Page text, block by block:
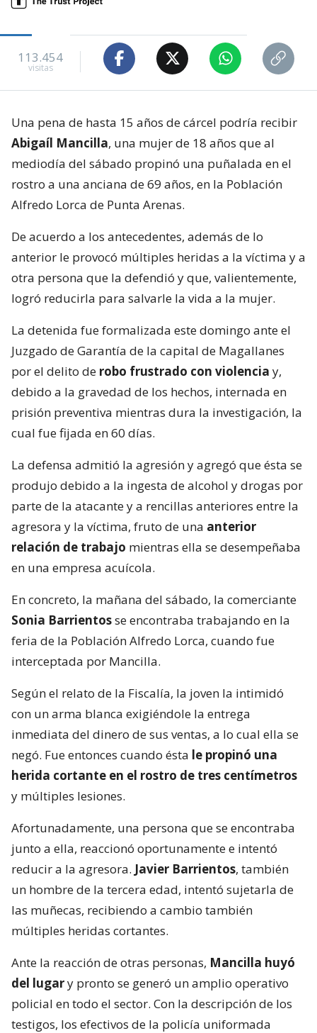
113.454
visitas
Una pena de hasta 15 años de cárcel podría recibir
Abigaíl Mancilla, una mujer de 18 años que al
mediodía del sábado propinó una puñalada en el
rostro a una anciana de 69 años, en la Población
Alfredo Lorca de Punta Arenas.
De acuerdo a los antecedentes, además de lo
anterior le provocó múltiples heridas a la víctima y a
otra persona que la defendió y que, valientemente,
logró reducirla para salvarle la vida a la mujer.
La detenida fue formalizada este domingo ante el
Juzgado de Garantía de la capital de Magallanes
por el delito de robo frustrado con violencia y,
debido a la gravedad de los hechos, internada en
prisión preventiva mientras dura la investigación, la
cual fue fijada en 60 días.
La defensa admitió la agresión y agregó que ésta se
produjo debido a la ingesta de alcohol y drogas por
parte de la atacante y a rencillas anteriores entre la
agresora y la víctima, fruto de una anterior
relación de trabajo mientras ella se desempeñaba
en una empresa acuícola.
En concreto, la mañana del sábado, la comerciante
Sonia Barrientosse encontraba trabajando en la
feria de la Población Alfredo Lorca, cuando fue
interceptada por Mancilla.
Según el relato de la Fiscalía, la joven la intimidó
con un arma blanca exigiéndole la entrega
inmediata del dinero de sus ventas, a lo cual ella se
negó. Fue entonces cuando ésta le propinó una
herida cortante en el rostro de tres centímetros
y múltiples lesiones.
Afortunadamente, una persona que se encontraba
junto a ella, reaccionó oportunamente e intentó
reducir a la agresora. Javier Barrientos, también
un hombre de la tercera edad, intentó sujetarla de
las muñecas, recibiendo a cambio también
múltiples heridas cortantes.
Ante la reacción de otras personas, Mancilla huyó
del lugary pronto se generó un amplio operativo
policial en todo el sector. Con la descripción de los
testigos, los efectivos de la policía uniformada